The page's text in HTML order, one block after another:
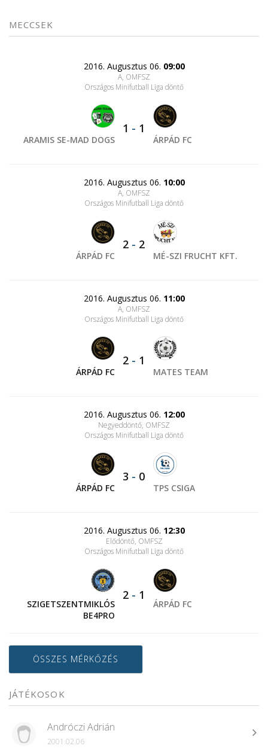
MECCSEK
2016. Augusztus 06. 09:00
A, OMFSZ
Országos Minifutball Liga döntő
ARAMIS SE-MAD DOGS
1 - 1
ÁRPÁD FC
2016. Augusztus 06. 10:00
A, OMFSZ
Országos Minifutball Liga döntő
ÁRPÁD FC
2 - 2
MÉ-SZI FRUCHT KFT.
2016. Augusztus 06. 11:00
A, OMFSZ
Országos Minifutball Liga döntő
ÁRPÁD FC
2 - 1
MATES TEAM
2016. Augusztus 06. 12:00
Negyeddöntő, OMFSZ
Országos Minifutball Liga döntő
ÁRPÁD FC
3 - 0
TPS CSIGA
2016. Augusztus 06. 12:30
Elődöntő, OMFSZ
Országos Minifutball Liga döntő
SZIGETSZENTMIKLÓS
BE4PRO
2 - 1
ÁRPÁD FC
ÖSSZES MÉRKŐZÉS
JÁTÉKOSOK
Andróczi Adrián
2001.02.06